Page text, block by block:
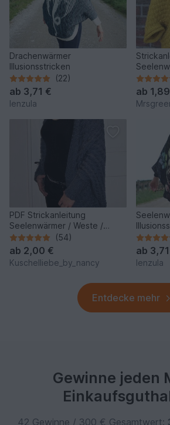
Drachenwärmer
Illusionsstricken
(22)
ab 3,71 €
lenzula
ab
PDF Strickanleitung
Seelenwärmer / Weste /
Jacke (Oversize)-für alle
Größen
(54)
ab 2,00 €
Kuschelliebe_by_nancy
ab
lenzula
Entdecke mehr
Gewinne jeden
42 Gewinne / 300 € Gesamtwert: